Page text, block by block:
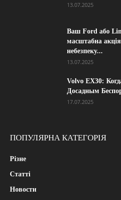
13.07.2025
Ваш Ford або
масштабна
небезпеку...
13.07.2025
Volvo EX30:
Досадным
17.07.2025
ПОПУЛЯРНА КАТЕГОРІЯ
Різне
Статті
Новости